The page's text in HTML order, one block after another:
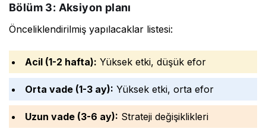
Bölüm 3: Aksiyon planı
Önceliklendirilmiş yapılacaklar listesi:
Acil (1-2 hafta): Yüksek etki, düşük efor
Orta vade (1-3 ay): Yüksek etki, orta efor
Uzun vade (3-6 ay): Strateji değişiklikleri